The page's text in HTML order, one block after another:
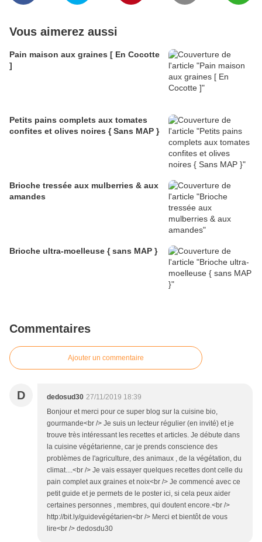
Vous aimerez aussi
Pain maison aux graines [ En Cocotte
]
Petits pains complets aux tomates
confites et olives noires { Sans MAP }
Brioche tressée aux mulberries & aux
amandes
Brioche ultra-moelleuse { sans MAP }
Commentaires
Ajouter un commentaire
D dedosud30 27/11/2019 18:39
Bonjour et merci pour ce super blog sur la cuisine bio,
gourmande<br /> Je suis un lecteur régulier (en invité) et je
trouve très intéressant les recettes et articles. Je débute dans
la cuisine végétarienne, car je prends conscience des
problèmes de l'agriculture, des animaux , de la végétation, du
climat....<br /> Je vais essayer quelques recettes dont celle du
pain complet aux graines et noix<br /> Je commencé avec ce
petit guide et je permets de le poster ici, si cela peux aider
certaines personnes , membres, qui doutent encore.<br />
http://bit.ly/guidevégétarien<br /> Merci et bientôt de vous
lire<br /> dedosdu30